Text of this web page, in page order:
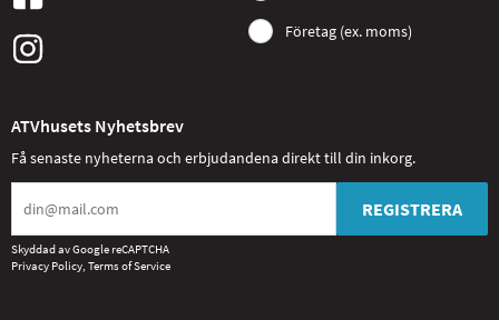
Företag (ex. moms)
ATVhusets Nyhetsbrev
Få senaste nyheterna och erbjudandena direkt till din inkorg.
REGISTRERA
Skyddad av Google reCAPTCHA
Privacy Policy, Terms of Service